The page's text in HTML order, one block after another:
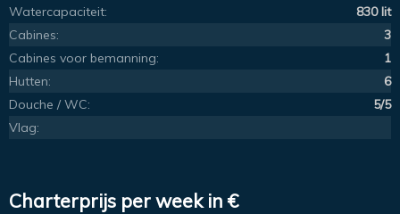
Watercapaciteit:
830 lit
Cabines:
3
Cabines voor bemanning:
1
Hutten:
6
Douche / WC:
5/5
Vlag:
Charterprijs per week in €